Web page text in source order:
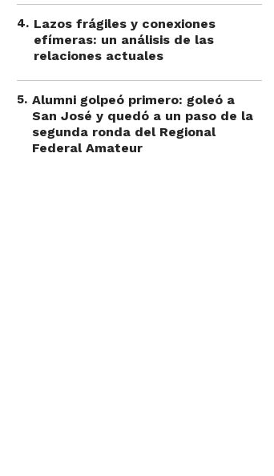
4. Lazos frágiles y conexiones
efímeras: un análisis de las
relaciones actuales
5. Alumni golpeó primero: goleó a
San José y quedó a un paso de la
segunda ronda del Regional
Federal Amateur